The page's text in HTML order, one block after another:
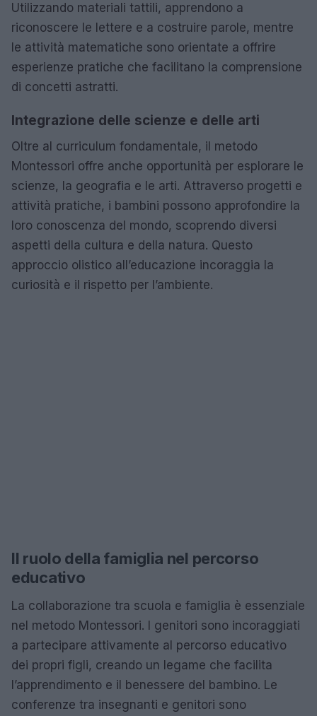
Utilizzando materiali tattili, apprendono a
riconoscere le lettere e a costruire parole, mentre
le attività matematiche sono orientate a offrire
esperienze pratiche che facilitano la comprensione
di concetti astratti.
Integrazione delle scienze e delle arti
Oltre al curriculum fondamentale, il metodo
Montessori offre anche opportunità per esplorare le
scienze, la geografia e le arti. Attraverso progetti e
attività pratiche, i bambini possono approfondire la
loro conoscenza del mondo, scoprendo diversi
aspetti della cultura e della natura. Questo
approccio olistico all’educazione incoraggia la
curiosità e il rispetto per l’ambiente.
Il ruolo della famiglia nel percorso
educativo
La collaborazione tra scuola e famiglia è essenziale
nel metodo Montessori. I genitori sono incoraggiati
a partecipare attivamente al percorso educativo
dei propri figli, creando un legame che facilita
l’apprendimento e il benessere del bambino. Le
conferenze tra insegnanti e genitori sono